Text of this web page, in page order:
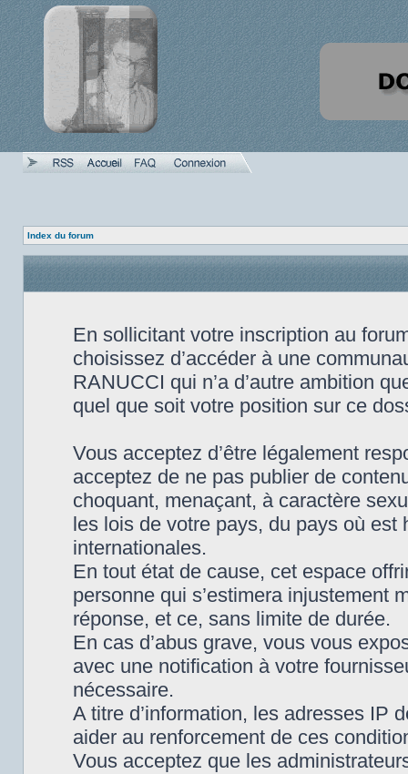
Index du forum
En sollicitant votre inscription au
choisissez d’accéder à une
RANUCCI qui n’a d’autre ambition
quel que soit votre position sur ce
Vous acceptez d’être légalement
acceptez de ne pas publier de
choquant, menaçant, à caractère
les lois de votre pays, du pays où
internationales.
En tout état de cause, cet espace
personne qui s’estimera injustement
réponse, et ce, sans limite de durée.
En cas d’abus grave, vous vous
avec une notification à votre
nécessaire.
A titre d’information, les adresses IP
aider au renforcement de ces
Vous acceptez que les